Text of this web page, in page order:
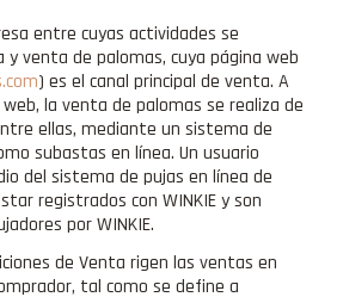
entre cuyas actividades se
y venta de palomas, cuya página web
) es el canal principal de venta. A
la venta de palomas se realiza de
ellas, mediante un sistema de
subastas en línea. Un usuario
del sistema de pujas en línea de
registrados con WINKIE y son
por WINKIE.
de Venta rigen las ventas en
tal como se define a